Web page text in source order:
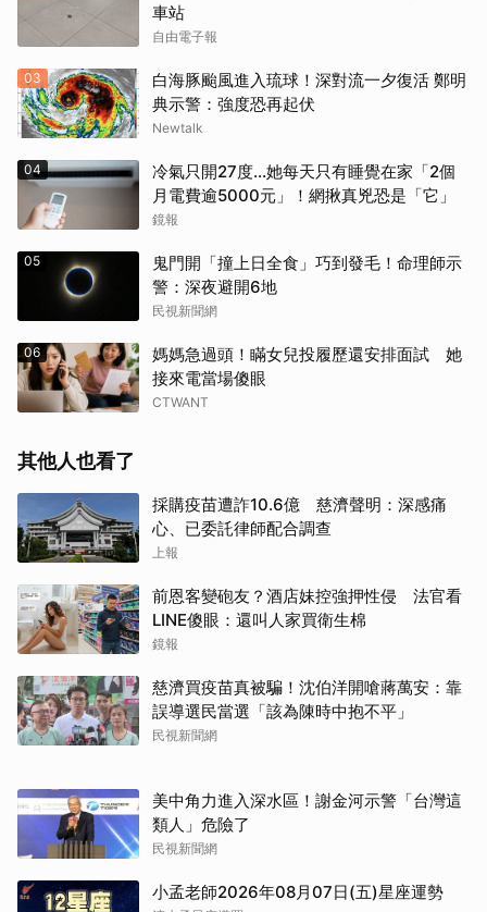
車站
自由電子報
03
白海豚颱風進入琉球！深對流一夕復活 鄭明
典示警：強度恐再起伏
Newtalk
04
冷氣只開27度…她每天只有睡覺在家「2個
月電費逾5000元」！網揪真兇恐是「它」
鏡報
05
鬼門開「撞上日全食」巧到發毛！命理師示
警：深夜避開6地
民視新聞網
06
媽媽急過頭！瞞女兒投履歷還安排面試 她
接來電當場傻眼
CTWANT
其他人也看了
採購疫苗遭詐10.6億 慈濟聲明：深感痛
心、已委託律師配合調查
上報
前恩客變砲友？酒店妹控強押性侵 法官看
LINE傻眼：還叫人家買衛生棉
鏡報
慈濟買疫苗真被騙！沈伯洋開嗆蔣萬安：靠
誤導選民當選「該為陳時中抱不平」
民視新聞網
美中角力進入深水區！謝金河示警「台灣這
類人」危險了
民視新聞網
小孟老師2026年08月07日(五)星座運勢
取消